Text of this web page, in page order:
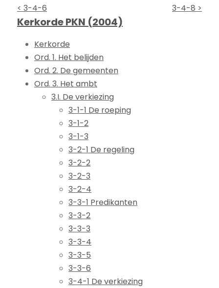
< 3-4-6 3-4-8 >
Kerkorde PKN (2004)
Kerkorde
Ord. 1. Het belijden
Ord. 2. De gemeenten
Ord. 3. Het ambt
3.I. De verkiezing
3-1-1 De roeping
3-1-2
3-1-3
3-2-1 De regeling
3-2-2
3-2-3
3-2-4
3-3-1 Predikanten
3-3-2
3-3-3
3-3-4
3-3-5
3-3-6
3-4-1 De verkiezing